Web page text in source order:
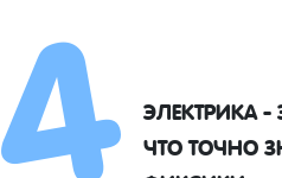
ЭЛЕКТРИКА -
ЧТО ТОЧНО